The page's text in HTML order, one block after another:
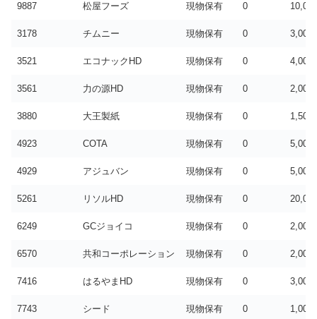
9887 松屋フーズ 現物保有 0 10,000
3178 チムニー 現物保有 0 3,000
3521 エコナックHD 現物保有 0 4,000
3561 力の源HD 現物保有 0 2,000
3880 大王製紙 現物保有 0 1,500
4923 COTA 現物保有 0 5,000
4929 アジュバン 現物保有 0 5,000
5261 リソルHD 現物保有 0 20,000
6249 GCジョイコ 現物保有 0 2,000
6570 共和コーポレーション 現物保有 0 2,000
7416 はるやまHD 現物保有 0 3,000
7743 シード 現物保有 0 1,000